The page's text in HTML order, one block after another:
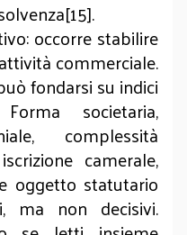
occorre stabilire
commerciale.
fondarsi su indici
societaria,
complessità
camerale,
oggetto statutario
ma non decisivi.